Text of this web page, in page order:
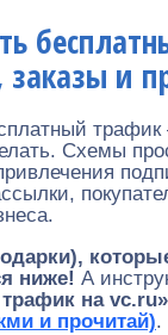
заказы и
Схемы
ниже! А
на vc.ru»
и прочитай).